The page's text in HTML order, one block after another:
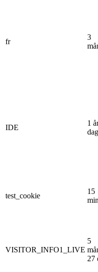
fr
3
IDE
1
test_cookie
15
VISITOR_INFO1_LIVE
5
27